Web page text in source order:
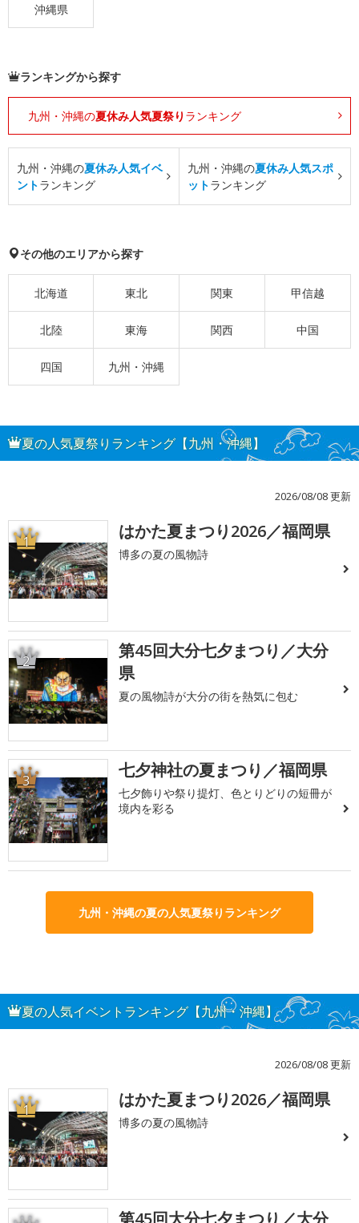
沖縄県
ランキングから探す
九州・沖縄の夏休み人気夏祭り ランキング
九州・沖縄の夏休み人気イベ
ントランキング
九州・沖縄の夏休み人気スポ
ットランキング
その他のエリアから探す
北海道 東北 関東 甲信越
北陸 東海 関西 中国
四国 九州・沖縄
夏の人気夏祭りランキング【九州・沖縄】
2026/08/08 更新
1 はかた夏まつり2026／福岡県
博多の夏の風物詩
2
第45回大分七夕まつり／大分
県
夏の風物詩が大分の街を熱気に包む
3 七夕神社の夏まつり／福岡県
七夕飾りや祭り提灯、色とりどりの短冊が
境内を彩る
九州・沖縄の夏の人気夏祭りランキング
夏の人気イベントランキング【九州・沖縄】
2026/08/08 更新
1 はかた夏まつり2026／福岡県
博多の夏の風物詩